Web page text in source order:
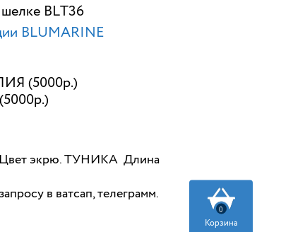
BLТ36
BLUMARINE
(5000р.)
экрю. ТУНИКА Длина
в ватсап, телеграмм.
0
Корзина